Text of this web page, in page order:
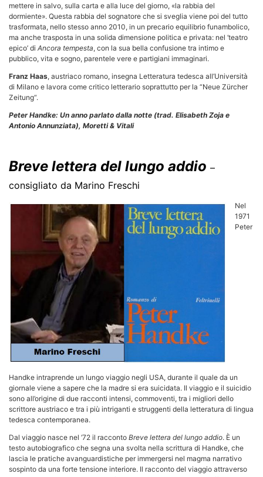
mettere in salvo, sulla carta e alla luce del giorno, «la rabbia del
dormiente». Questa rabbia del sognatore che si sveglia viene poi del tutto
trasformata, nello stesso anno 2010, in un precario equilibrio funambolico,
ma anche trasposta in una solida dimensione politica e privata: nel ‘teatro
epico’ di Ancora tempesta, con la sua bella confusione tra intimo e
pubblico, vita e sogno, parentele vere e partigiani immaginari.
Franz Haas, austriaco romano, insegna Letteratura tedesca all’Università
di Milano e lavora come critico letterario soprattutto per la “Neue Zürcher
Zeitung“.
Peter Handke: Un anno parlato dalla notte (trad. Elisabeth Zoja e
Antonio Annunziata), Moretti & Vitali
Breve lettera del lungo addio –
consigliato da Marino Freschi
Nel
1971
Peter
Handke intraprende un lungo viaggio negli USA, durante il quale da un
giornale viene a sapere che la madre si era suicidata. Il viaggio e il suicidio
sono all’origine di due racconti intensi, commoventi, tra i migliori dello
scrittore austriaco e tra i più intriganti e struggenti della letteratura di lingua
tedesca contemporanea.
Dal viaggio nasce nel ‘72 il racconto Breve lettera del lungo addio. È un
testo autobiografico che segna una svolta nella scrittura di Handke, che
lascia le pratiche avanguardistiche per immergersi nel magma narrativo
sospinto da una forte tensione interiore. Il racconto del viaggio attraverso